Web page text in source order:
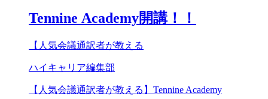
Tennine Academy開講！！
【人気会議通訳者が教える
ハイキャリア編集部
【人気会議通訳者が教える】Tennine Academy